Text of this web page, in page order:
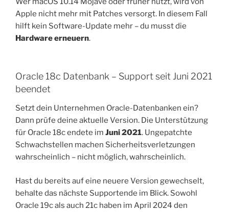
Apple nicht mehr mit Patches versorgt. In diesem Fall
hilft kein Software-Update mehr – du musst die
Hardware erneuern.
Oracle 18c Datenbank – Support seit Juni 2021
beendet
Setzt dein Unternehmen Oracle-Datenbanken ein?
Dann prüfe deine aktuelle Version. Die Unterstützung
für Oracle 18c endete im Juni 2021. Ungepatchte
Schwachstellen machen Sicherheitsverletzungen
wahrscheinlich – nicht möglich, wahrscheinlich.
Hast du bereits auf eine neuere Version gewechselt,
behalte das nächste Supportende im Blick. Sowohl
Oracle 19c als auch 21c haben im April 2024 den